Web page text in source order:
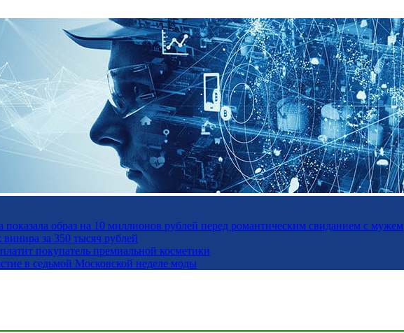
образ на 10 миллионов рублей перед романтическим свиданием с мужем
за 350 тысяч рублей
покупатель премиальной косметики
в седьмой Московской неделе моды